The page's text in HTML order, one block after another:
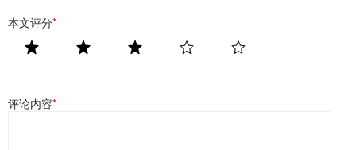
本文评分*
评论内容*